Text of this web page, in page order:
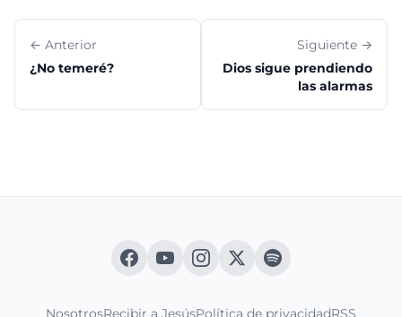
← Anterior
¿No temeré?
Siguiente →
Dios sigue prendiendo
las alarmas
NosotrosRecibir a JesúsPolítica de privacidadRSS